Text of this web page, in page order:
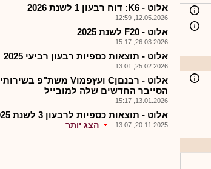
אלוט - K6: דוח רבעון 1 לשנת 2026
12.05.2026, 12:59
אלוט - F20 לשנת 2025
26.03.2026, 15:17
אלוט - תוצאות כספיות רבעון רביעי 2025
25.02.2026, 13:01
אלוט - רבנםןC ועץפמוV משת"פ בשירותי
הסייבר החדשים שלה למובייל
13.01.2026, 15:17
אלוט - תוצאות כספיות לרבעון 3 לשנת 2025
20.11.2025, 13:07 הצג יותר